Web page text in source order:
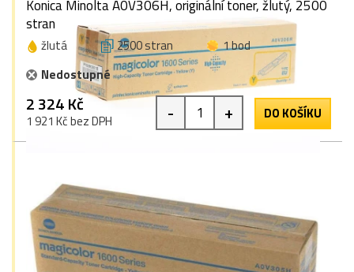
Konica Minolta A0V306H, originální toner, žlutý, 2500
stran
žlutá 2500 stran
1 bod
Nedostupné
2 324 Kč
1 921 Kč bez DPH - + DO KOŠÍKU